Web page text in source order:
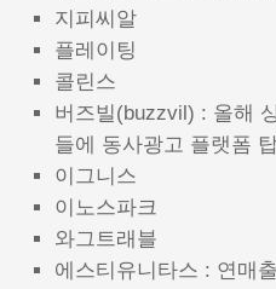
지피씨알
플레이팅
콜린스
버즈빌(buzzvil) : 올해
들에 동사광고 플랫폼
이그니스
이노스파크
와그트래블
에스티유니타스 : 연매